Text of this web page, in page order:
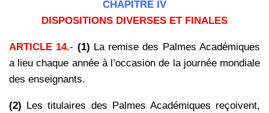
CHAPITRE IV
DISPOSITIONS DIVERSES ET FINALES
ARTICLE 14.- (1) La remise des Palmes Académiques
a lieu chaque année à l’occasion de la journée mondiale
des enseignants.
(2) Les titulaires des Palmes Académiques reçoivent,